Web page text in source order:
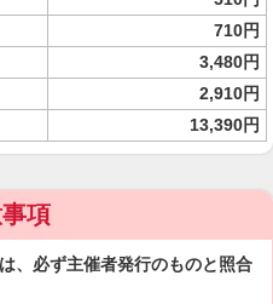
710円
3,480円
2,910円
13,390円
項
、必ず主催者発行のものと照合